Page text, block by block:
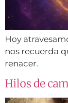
Hoy
nos recuerda
renacer.
Hilos de